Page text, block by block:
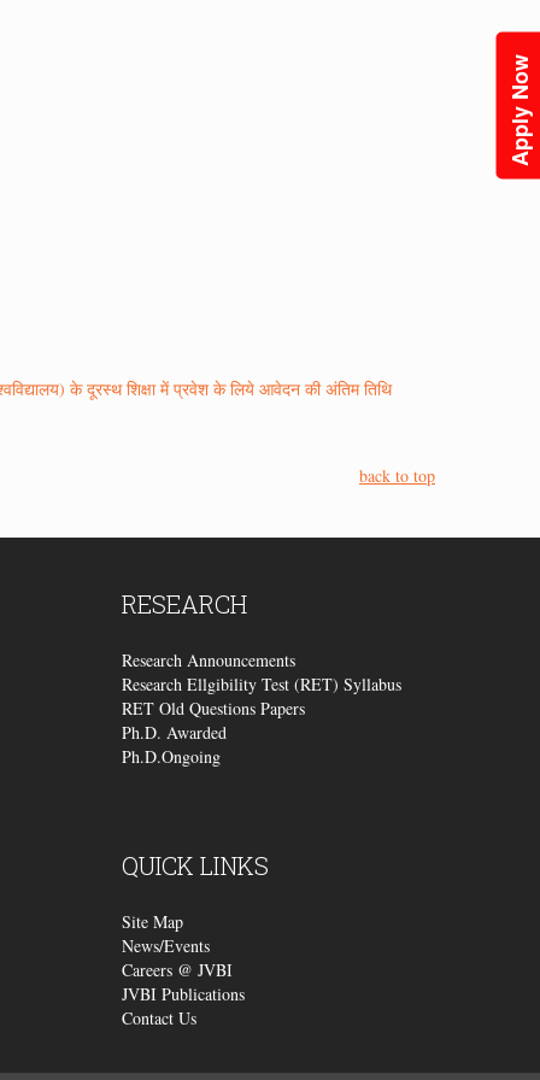
Apply Now
के दूरस्थ शिक्षा में प्रवेश के लिये आवेदन की अंतिम तिथि
back to top
RESEARCH
Research Announcements
Research Ellgibility Test (RET) Syllabus
RET Old Questions Papers
Ph.D. Awarded
Ph.D.Ongoing
QUICK LINKS
Site Map
News/Events
Careers @ JVBI
JVBI Publications
Contact Us